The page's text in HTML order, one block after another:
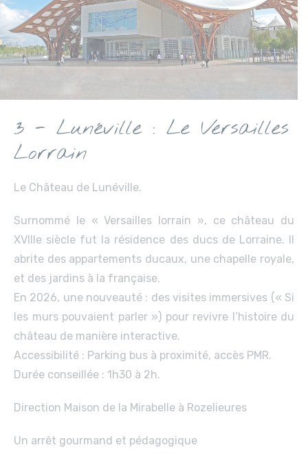
3 - Lunéville : Le Versailles
Lorrain
Le Château de Lunéville.
Surnommé le « Versailles lorrain », ce château du
XVIIIe siècle fut la résidence des ducs de Lorraine. Il
abrite des appartements ducaux, une chapelle royale,
et des jardins à la française.
En 2026, une nouveauté : des visites immersives (« Si
les murs pouvaient parler ») pour revivre l’histoire du
château de manière interactive.
Accessibilité : Parking bus à proximité, accès PMR.
Durée conseillée : 1h30 à 2h.
Direction Maison de la Mirabelle à Rozelieures
Un arrêt gourmand et pédagogique